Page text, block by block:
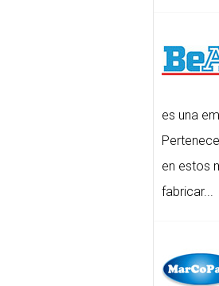
es una
en estos
fabricar...